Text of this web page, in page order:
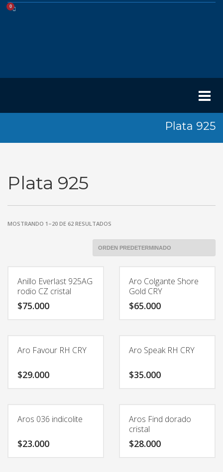
Plata 925
Plata 925
MOSTRANDO 1–20 DE 62 RESULTADOS
Anillo Everlast 925AG
rodio CZ cristal
$75.000
tiene
variantes.
elegir
Aro Colgante Shore
Gold CRY
$65.000
Aro Favour RH CRY
$29.000
Aro Speak RH CRY
$35.000
Aros 036 indicolite
$23.000
Aros Find dorado
cristal
$28.000